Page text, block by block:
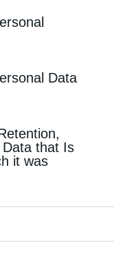
Data
that Is
it was